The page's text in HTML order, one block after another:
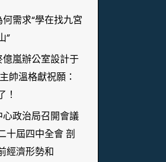
需求“學在找九宮
”
億嵐辦公室設計于
帥溫格獻祝願：
！
心政治局召開會議
十屆四中全會 剖
經濟形勢和